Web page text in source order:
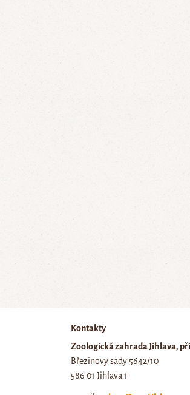
Kontakty
Zoologická zahrada Jihlava,
Březinovy sady 5642/10
586 01 Jihlava 1